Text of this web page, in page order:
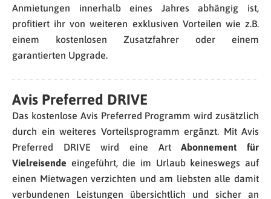
Anmietungen innerhalb eines Jahres abhängig ist,
profitiert ihr von weiteren exklusiven Vorteilen wie z.B.
einem kostenlosen Zusatzfahrer oder einem
garantierten Upgrade.
Avis Preferred DRIVE
Das kostenlose Avis Preferred Programm wird zusätzlich
durch ein weiteres Vorteilsprogramm ergänzt. Mit Avis
Preferred DRIVE wird eine ArtAbonnement für
Vielreisende eingeführt, die im Urlaub keineswegs auf
einen Mietwagen verzichten und am liebsten alle damit
verbundenen Leistungen übersichtlich und sicher an